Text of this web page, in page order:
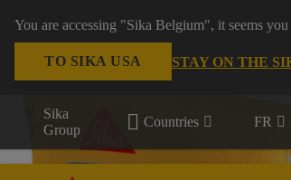
You are accessing "Sika Belgium", it seems
TO SIKA USA STAY ON THE
Sika
Group
Countries FR